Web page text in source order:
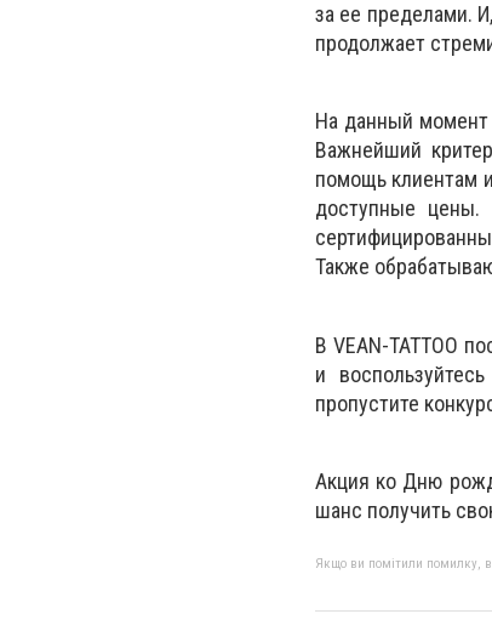
за ее пределами.
продолжает
На данный момент
Важнейший
помощь клиентам
доступные цены.
Также
В VEAN-TATTOO
и
пропустите
Акция ко Дню
шанс получить
Якщо ви помітили помилку,